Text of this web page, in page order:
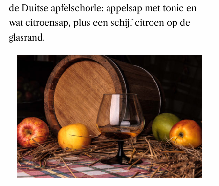
de Duitse apfelschorle: appelsap met tonic en
wat citroensap, plus een schijf citroen op de
glasrand.